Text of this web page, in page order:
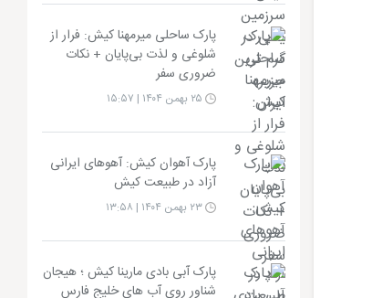
پارک ساحلی میرمهنا کیش: فرار از
شلوغی و لذت بی‌پایان + نکات
ضروری سفر
پارک آهوان کیش: آهوهای ایرانی
آزاد در طبیعت کیش
۲۳ بهمن ۱۴۰۴ | ۱۳:۵۸
پارک آبی بادی مارینا کیش ؛ هیجان
شناور روی آب های خلیج فارس